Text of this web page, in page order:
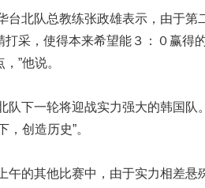
队总教练张政雄表示，由于第
打采，使得本来希望能３：０赢得
”他说。
一轮将迎战实力强大的韩国队
，创造历史”。
其他比赛中，由于实力相差悬